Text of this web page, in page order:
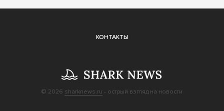
КОНТАКТЫ
© 2026 sharknews.ru - острый взгляд на новости